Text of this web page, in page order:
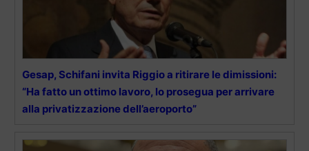
Gesap, Schifani invita Riggio a ritirare le dimissioni:
“Ha fatto un ottimo lavoro, lo prosegua per arrivare
alla privatizzazione dell’aeroporto”